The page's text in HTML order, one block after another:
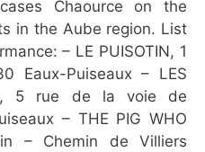
Chaource on the
in the Aube region. List
– LE PUISOTIN, 1
Eaux-Puiseaux – LES
5 rue de la voie de
– THE PIG WHO
– Chemin de Villiers